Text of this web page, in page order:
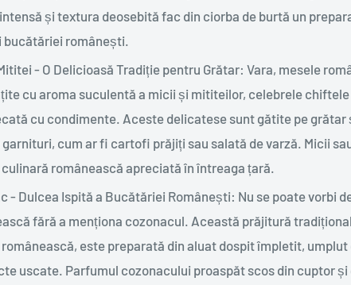
și textura deosebită fac din ciorba de burtă un
românești.
- O Delicioasă Tradiție pentru Grătar: Vara, mesele
cu aroma suculentă a micii și mititeilor, celebrele
cu condimente. Aceste delicatese sunt gătite pe grătar
garnituri, cum ar fi cartofi prăjiți sau salată de varză. Micii
românească apreciată în întreaga țară.
- Dulcea Ispită a Bucătăriei Românești: Nu se poate vorbi
fără a menționa cozonacul. Această prăjitură
este preparată din aluat dospit împletit, umplut
uscate. Parfumul cozonacului proaspăt scos din cuptor și